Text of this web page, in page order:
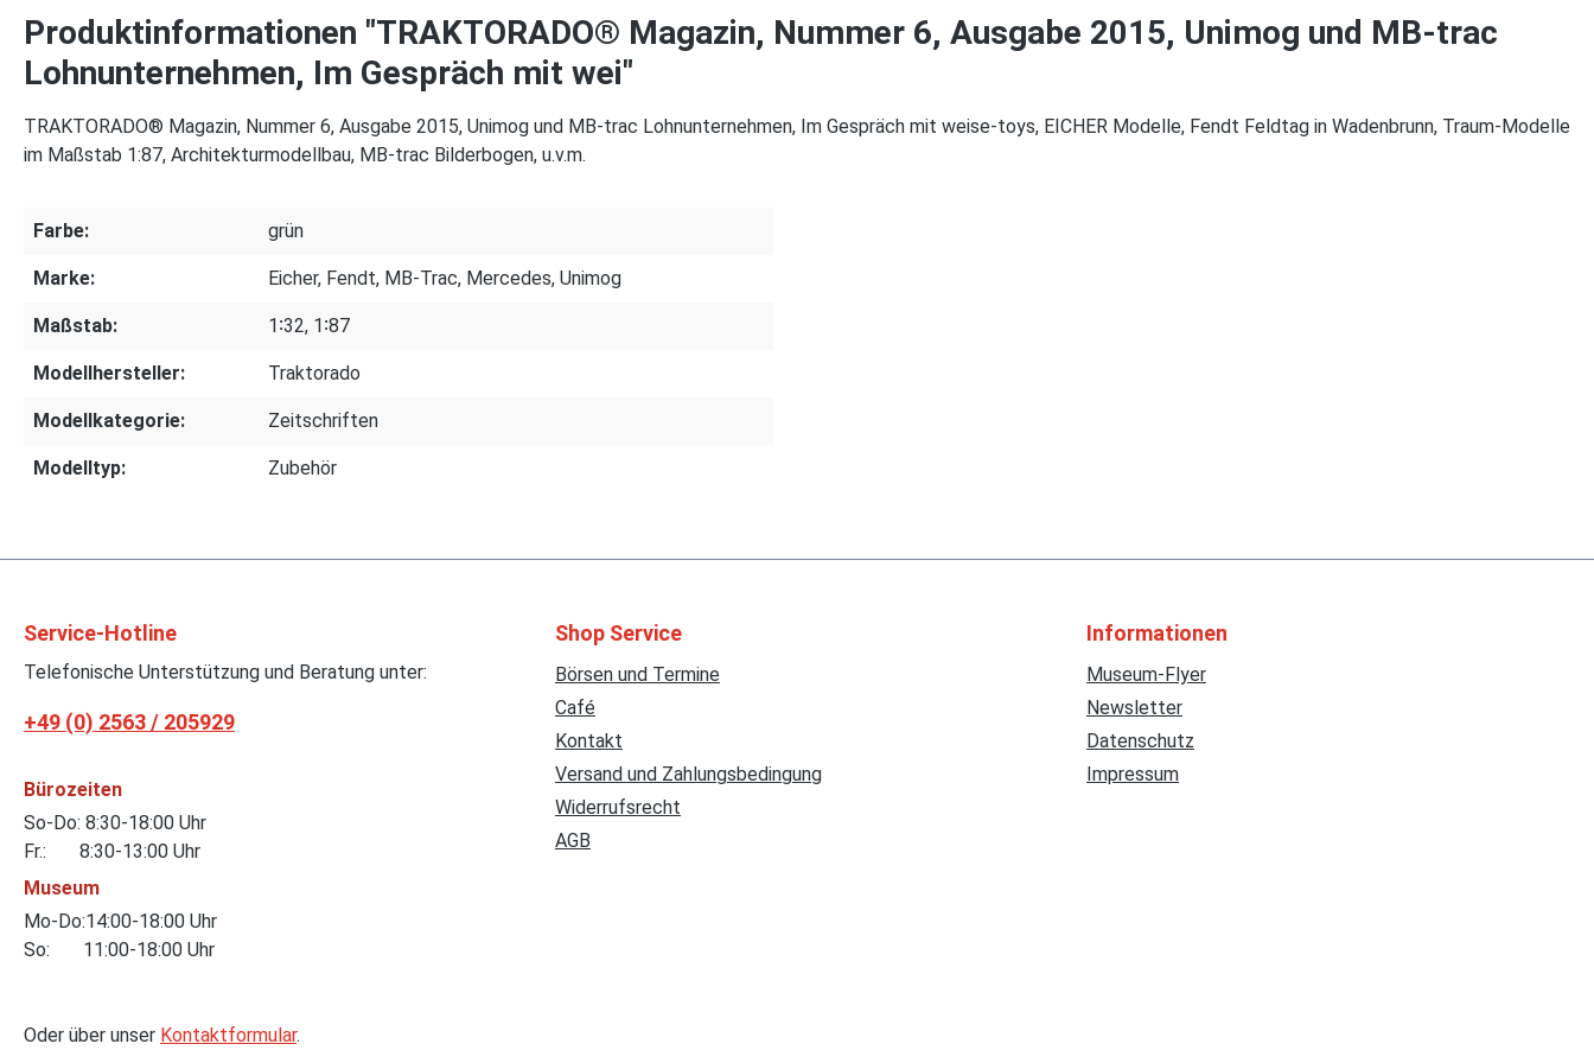
Produktinformationen "TRAKTORADO® Magazin, Nummer 6, Ausgabe 2015, Unimog und MB-trac
Lohnunternehmen, Im Gespräch mit wei"
TRAKTORADO® Magazin, Nummer 6, Ausgabe 2015, Unimog und MB-trac Lohnunternehmen, Im Gespräch mit weise-toys, EICHER Modelle, Fendt Feldtag in Wadenbrunn, Traum-Modelle
im Maßstab 1:87, Architekturmodellbau, MB-trac Bilderbogen, u.v.m.
Farbe: grün
Marke: Eicher, Fendt, MB-Trac, Mercedes, Unimog
Maßstab: 1∶32, 1∶87
Modellhersteller: Traktorado
Modellkategorie: Zeitschriften
Modelltyp: Zubehör
Service-Hotline
Telefonische Unterstützung und Beratung unter:
+49 (0) 2563 / 205929
Bürozeiten
So-Do: 8:30-18:00 Uhr
Fr.: 8:30-13:00 Uhr
Museum
Mo-Do:14:00-18:00 Uhr
So: 11:00-18:00 Uhr
Oder über unser Kontaktformular.
Shop Service
Börsen und Termine
Café
Kontakt
Versand und Zahlungsbedingung
Widerrufsrecht
AGB
Informationen
Museum-Flyer
Newsletter
Datenschutz
Impressum